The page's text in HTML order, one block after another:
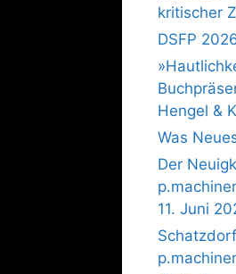
kritischer
DSFP
Hengel &
Was
Der
11. Juni